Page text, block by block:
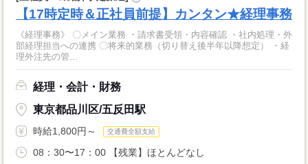
【17時定時＆正社員前提】カンタン★経理事務
《経理事務》 〇メイン業務 ・請求書受領・内容確認 ・社内処理・外
部経理担当への連携 〇将来的業務（切り替え後半年以降想定） ・経
理外注先の管...
経理・会計・財務
東京都品川区/五反田駅
時給1,800円～ 交通費全額支給
08：30〜17：00 【残業】ほとんどなし